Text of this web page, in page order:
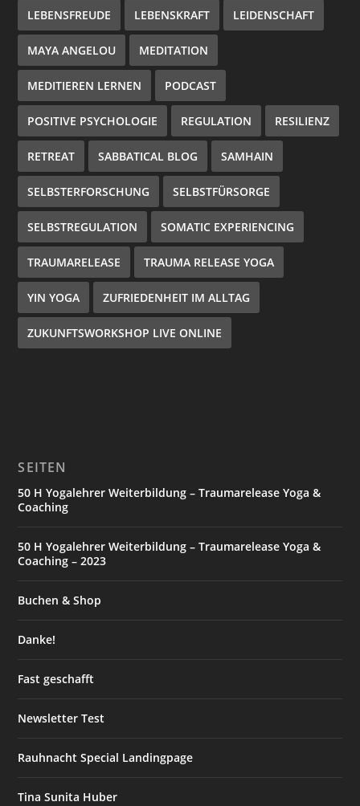
LEBENSFREUDE LEBENSKRAFT LEIDENSCHAFT
MAYA ANGELOU MEDITATION
MEDITIEREN LERNEN PODCAST
POSITIVE PSYCHOLOGIE REGULATION RESILIENZ
RETREAT SABBATICAL BLOG SAMHAIN
SELBSTERFORSCHUNG SELBSTFÜRSORGE
SELBSTREGULATION SOMATIC EXPERIENCING
TRAUMARELEASE TRAUMA RELEASE YOGA
YIN YOGA ZUFRIEDENHEIT IM ALLTAG
ZUKUNFTSWORKSHOP LIVE ONLINE
SEITEN
50 H Yogalehrer Weiterbildung – Traumarelease Yoga &
Coaching
50 H Yogalehrer Weiterbildung – Traumarelease Yoga &
Coaching – 2023
Buchen & Shop
Danke!
Fast geschafft
Newsletter Test
Rauhnacht Special Landingpage
Tina Sunita Huber